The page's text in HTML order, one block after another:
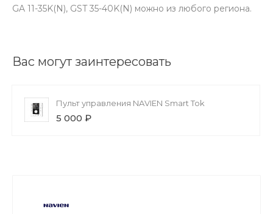
GA 11-35K(N), GST 35-40K(N) можно из любого региона.
Вас могут заинтересовать
Пульт управления NAVIEN Smart Tok
5 000 ₽